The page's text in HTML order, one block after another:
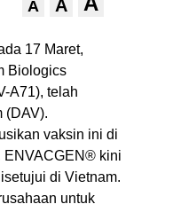
A A
17 Maret,
Biologics
A71), telah
(DAV).
vaksin ini di
ENVACGEN® kini
di Vietnam.
untuk